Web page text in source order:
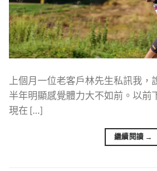
上個月一位老客戶林先生私訊我
半年明顯感覺體力大不如前。以前
現在 […]
繼續閱讀 →